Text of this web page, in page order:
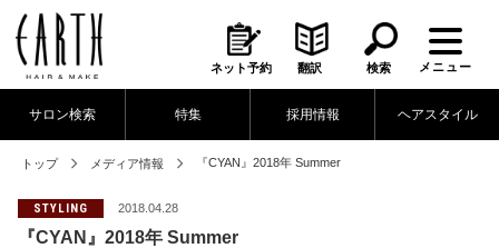
ネット予約 翻訳 検索 メニュー
サロン検索 特集 採用情報 ヘアスタイル
トップ メディア情報 『CYAN』2018年 Summer
STYLING 2018.04.28
『CYAN』2018年 Summer